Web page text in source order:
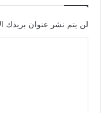
لن يتم نشر عنوان بريدك